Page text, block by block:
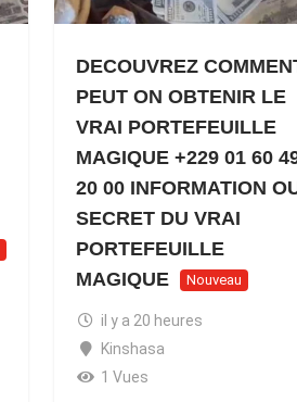
DECOUVREZ
PEUT ON OBTENIR LE
VRAI PORTEFEUILLE
MAGIQUE +229 01 60
20 00 INFORMATION
SECRET DU VRAI
PORTEFEUILLE
MAGIQUE
Nouveau
il y a 20 heures
Kinshasa
1 Vues